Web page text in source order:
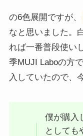
の6色展開ですが、
なと思いました。
れば一番普段使い
季MUJI Laboの方
入していたので、
僕が購入
としても